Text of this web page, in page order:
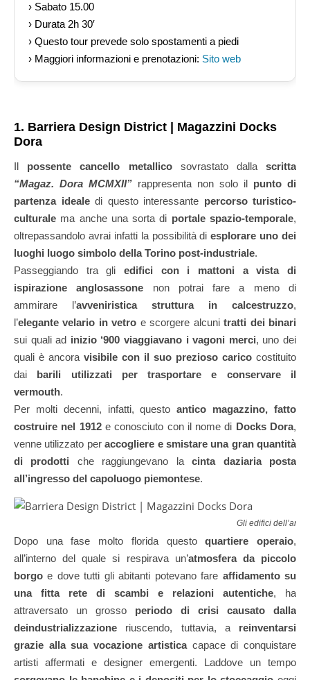
› Sabato 15.00
› Durata 2h 30′
› Questo tour prevede solo spostamenti a piedi
› Maggiori informazioni e prenotazioni: Sito web
1. Barriera Design District | Magazzini Docks
Dora
Il possente cancello metallicosovrastato dallascritta
“Magaz. Dora MCMXII” rappresenta non solo il punto di
partenza idealedi questo interessante percorso turistico-
culturale ma anche una sorta di portale spazio-temporale,
oltrepassandolo avrai infatti la possibilità diesplorare uno dei
luoghi luogo simbolo della Torino post-industriale.
Passeggiando tra gli edifici con i mattoni a vista di
ispirazione anglosassone non potrai fare a meno di
ammirare l’avveniristica struttura in calcestruzzo,
l’elegante velario in vetro e scorgere alcunitratti dei binari
sui quali ad inizio ‘900 viaggiavano i vagoni merci, uno dei
quali è ancora visibile con il suo prezioso carico costituito
dai barili utilizzati per trasportare e conservare il
vermouth.
Per molti decenni, infatti, questoantico magazzino, fatto
costruire nel 1912e conosciuto con il nome di Docks Dora,
venne utilizzato peraccogliere e smistare una gran quantità
di prodotti che raggiungevano lacinta daziaria posta
all’ingresso del capoluogo piemontese.
Gli edifici
Dopo una fase molto florida questoquartiere operaio,
all’interno del quale si respirava un’atmosfera da piccolo
borgo e dove tutti gli abitanti potevano fare affidamento su
una fitta rete di scambi e relazioni autentiche, ha
attraversato un grosso periodo di crisi causato dalla
deindustrializzazione riuscendo, tuttavia, a reinventarsi
grazie alla sua vocazione artisticacapace di conquistare
artisti affermati e designer emergenti. Laddove un tempo